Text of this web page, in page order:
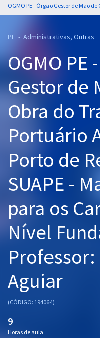
Cursos 20% OFF
Pós
Graduação
OAB
Questões grátis
Blog
Aprovados
PE - Administrativas, Outras
OGMO PE
Gestor de
Obra do
Portuário
Porto de
SUAPE -
para os
Nível
Aguiar
(CÓDIGO: 194064)
9
Horas de aula